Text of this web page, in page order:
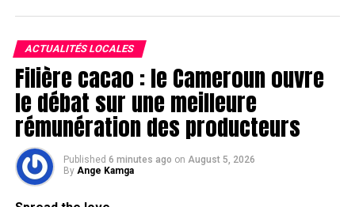
ACTUALITÉS LOCALES
Filière cacao : le Cameroun ouvre
le débat sur une meilleure
rémunération des producteurs
Published 6 minutes ago on August 5, 2026
By Ange Kamga